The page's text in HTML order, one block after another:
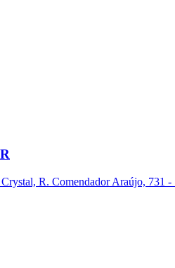
R. Comendador Araújo, 731